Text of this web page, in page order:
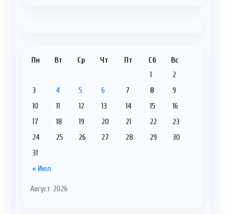
Август 2026
Пн Вт Ср Чт Пт Сб Вс
« Июл
1
2
3
4 5 6 7 8
9
10
11 12 13 14 15
16
17
18 19 20 21 22
23
24
25 26 27 28 29
30
31